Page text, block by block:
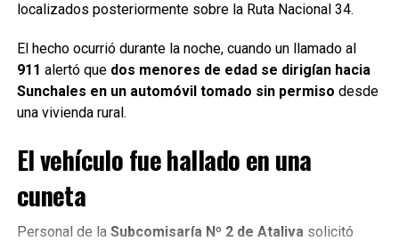
localizados posteriormente sobre la Ruta Nacional 34.
El hecho ocurrió durante la noche, cuando un llamado al
911 alertó que dos menores de edad se dirigían hacia
Sunchales en un automóvil tomado sin permiso desde
una vivienda rural.
El vehículo fue hallado en una
cuneta
Personal de la Subcomisaría Nº 2 de Ataliva solicitó